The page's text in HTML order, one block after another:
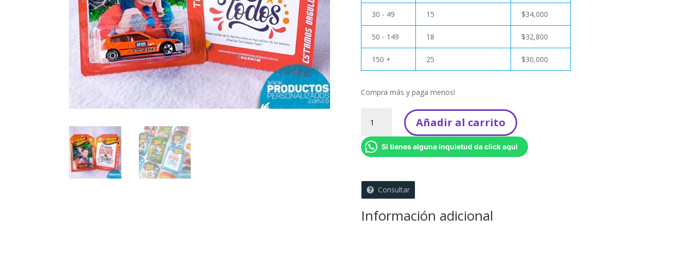
30 - 49 15 $34,000
50 - 149 18 $32,800
150 + 25 $30,000
Compra más y paga menos!
Hot
wheels
-
cantidad
Añadir al carrito
Si tienes alguna inquietud da click aqui
Consultar
Información adicional